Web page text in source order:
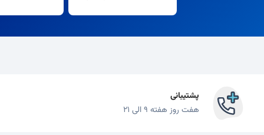
پشتیبانی
هفت روز هفته 9 الی 21